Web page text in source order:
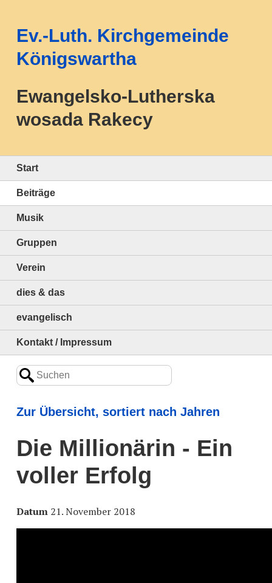
Ev.-Luth. Kirchgemeinde
Königswartha
Ewangelsko-Lutherska
wosada Rakecy
Start
Beiträge
Musik
Gruppen
Verein
dies & das
evangelisch
Kontakt / Impressum
Zur Übersicht, sortiert nach Jahren
Die Millionärin - Ein
voller Erfolg
Datum 21. November 2018